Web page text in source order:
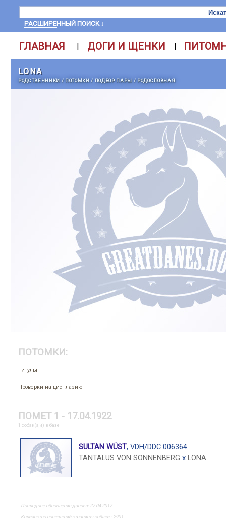
РАСШИРЕННЫЙ ПОИСК ↓
ГЛАВНАЯ | ДОГИ И ЩЕНКИ |
LONA
РОДСТВЕННИКИ / ПОТОМКИ/ ПОДБОР ПАРЫ / РОДОСЛОВНАЯ
ПОТОМКИ:
Титулы
Проверки на дисплазию
ПОМЕТ 1 - 17.04.1922
1 собак(а,и) в базе
SULTAN WÜST, VDH/DDC 006364
TANTALUS VON SONNENBERG x LONA
Последнее обновление данных 27.04.2017
Количество посещений страницы собаки - 2901